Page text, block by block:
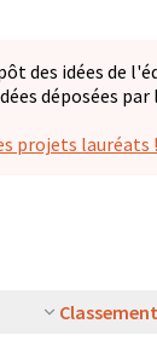
des idées de
déposées
projets lauréats !